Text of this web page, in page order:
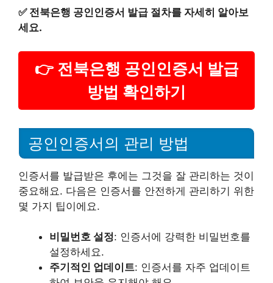
✅ 전북은행 공인인증서 발급 절차를 자세히 알아보
세요.
👉 전북은행 공인인증서 발급
방법 확인하기
공인인증서의 관리 방법
인증서를 발급받은 후에는 그것을 잘 관리하는 것이
중요해요. 다음은 인증서를 안전하게 관리하기 위한
몇 가지 팁이에요.
비밀번호 설정: 인증서에 강력한 비밀번호를
설정하세요.
주기적인 업데이트: 인증서를 자주 업데이트